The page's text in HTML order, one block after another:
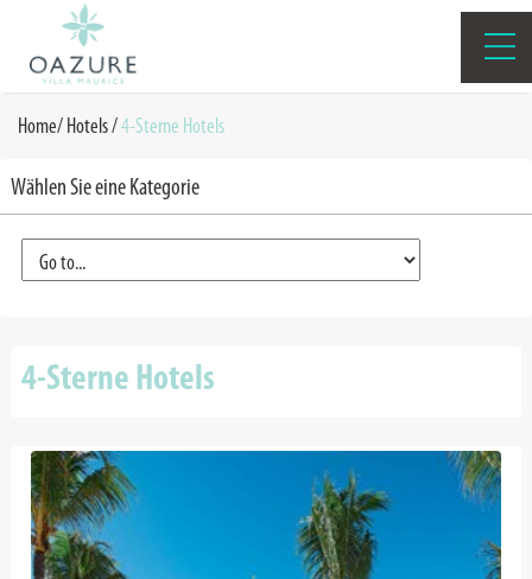
Home/Hotels /4-Sterne Hotels
Wählen Sie eine Kategorie
4-Sterne Hotels